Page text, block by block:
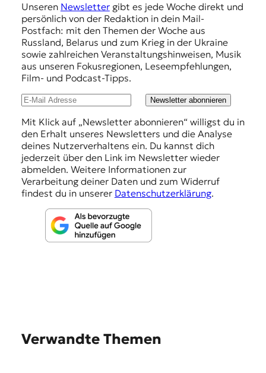
Unseren Newslettergibt es jede Woche direkt und
persönlich von der Redaktion in dein Mail-
Postfach: mit den Themen der Woche aus
Russland, Belarus und zum Krieg in der Ukraine
sowie zahlreichen Veranstaltungshinweisen, Musik
aus unseren Fokusregionen, Leseempfehlungen,
Film- und Podcast-Tipps.
Newsletter abonnieren
Mit Klick auf „Newsletter abonnieren“ willigst du in
den Erhalt unseres Newsletters und die Analyse
deines Nutzerverhaltens ein. Du kannst dich
jederzeit über den Link im Newsletter wieder
abmelden. Weitere Informationen zur
Verarbeitung deiner Daten und zum Widerruf
findest du in unserer Datenschutzerklärung.
Verwandte Themen